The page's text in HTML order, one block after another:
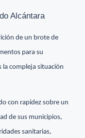
Alcántara
de un brote de
para su
compleja situación
con rapidez sobre un
de sus municipios,
sanitarias,